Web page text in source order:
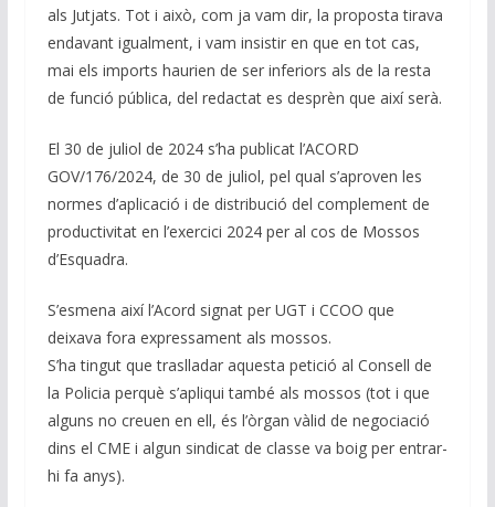
als Jutjats. Tot i això, com ja vam dir, la proposta tirava
endavant igualment, i vam insistir en que en tot cas,
mai els imports haurien de ser inferiors als de la resta
de funció pública, del redactat es desprèn que així serà.
El 30 de juliol de 2024 s’ha publicat l’ACORD
GOV/176/2024, de 30 de juliol, pel qual s’aproven les
normes d’aplicació i de distribució del complement de
productivitat en l’exercici 2024 per al cos de Mossos
d’Esquadra.
S’esmena així l’Acord signat per UGT i CCOO que
deixava fora expressament als mossos.
S’ha tingut que traslladar aquesta petició al Consell de
la Policia perquè s’apliqui també als mossos (tot i que
alguns no creuen en ell, és l’òrgan vàlid de negociació
dins el CME i algun sindicat de classe va boig per entrar-
hi fa anys).